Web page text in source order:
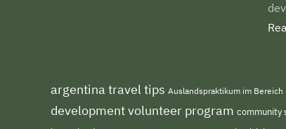
argentina travel tips Auslandspraktikum im
development volunteer program community